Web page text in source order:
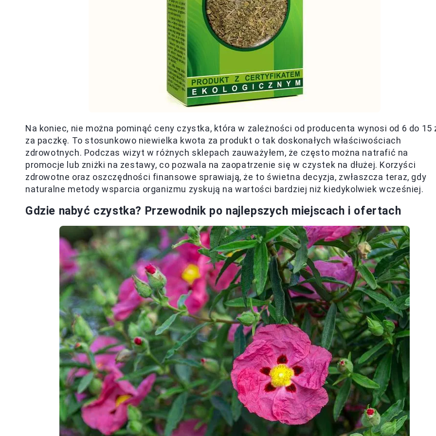
Na koniec, nie można pominąć ceny czystka, która w zależności od producenta wynosi od 6 do 15
za paczkę. To stosunkowo niewielka kwota za produkt o tak doskonałych właściwościach
zdrowotnych. Podczas wizyt w różnych sklepach zauważyłem, że często można natrafić na
promocje lub zniżki na zestawy, co pozwala na zaopatrzenie się w czystek na dłużej. Korzyści
zdrowotne oraz oszczędności finansowe sprawiają, że to świetna decyzja, zwłaszcza teraz, gdy
naturalne metody wsparcia organizmu zyskują na wartości bardziej niż kiedykolwiek wcześniej.
Gdzie nabyć czystka? Przewodnik po najlepszych miejscach i ofertach